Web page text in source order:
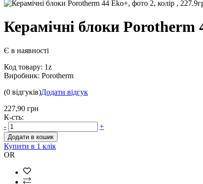
Керамічні блоки Porotherm
Є в наявності
Код товару: 1z
Виробник: Porotherm
(0 відгуків)Додати відгук
227,90 грн
К-сть:
-
+
Додати в кошик
Купити в 1 клік
OR